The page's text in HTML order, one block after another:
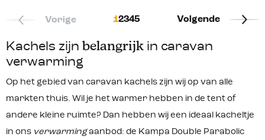
te verplaatsen dankzij de wieltjes
drukregelaar Optionele hoes is ook
verkrijgbaar
morgenochtend om 8 uur op 20
kachel heeft een zeer snelle,
elektronische starter. Dit zorgt
bereikt en dat de ruimte snel de
gewenste temperatuur krijgt.
ingestelde temperatuur heeft bereikt,
zal deze modulerend gaan werken en
Vorige 12345 Volgende
Kachels zijnbelangrijk in caravan
verwarming
Op het gebied van caravan kachels zijn wij op van alle
markten thuis. Wil je het warmer hebben in de tent of
andere kleine ruimte? Dan hebben wij een ideaal kacheltje
in ons verwarmingaanbod: de Kampa Double Parabolic